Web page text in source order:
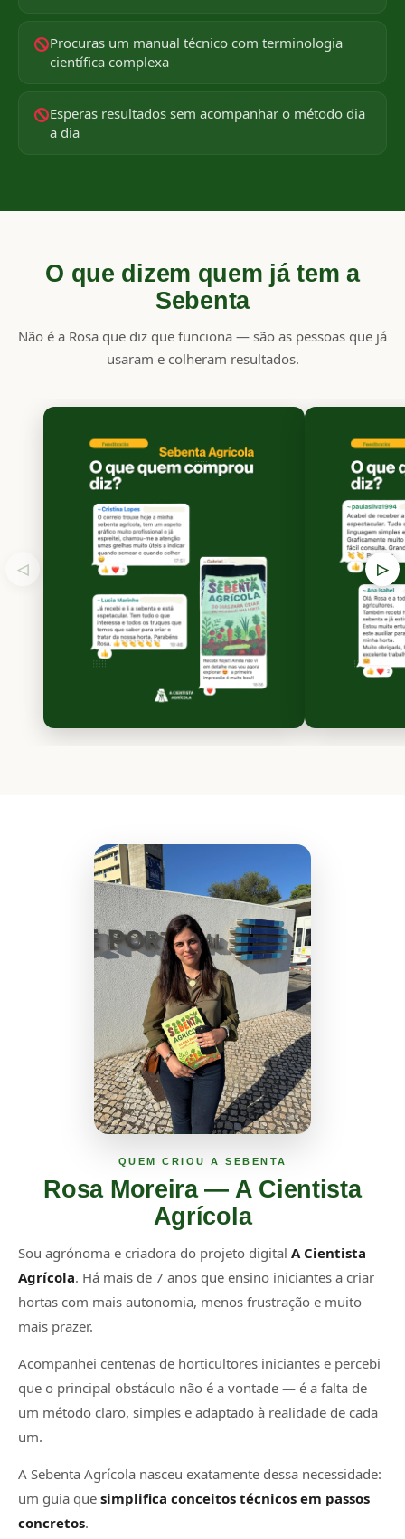
Procuras um manual técnico com terminologia
científica complexa
Esperas resultados sem acompanhar o método dia
a dia
O que dizem quem já tem a
Sebenta
Não é a Rosa que diz que funciona — são as pessoas que já
usaram e colheram resultados.
◁ ▷
QUEM CRIOU A SEBENTA
Rosa Moreira — A Cientista
Agrícola
Sou agrónoma e criadora do projeto digital A Cientista
Agrícola. Há mais de 7 anos que ensino iniciantes a criar
hortas com mais autonomia, menos frustração e muito
mais prazer.
Acompanhei centenas de horticultores iniciantes e percebi
que o principal obstáculo não é a vontade — é a falta de
um método claro, simples e adaptado à realidade de cada
um.
A Sebenta Agrícola nasceu exatamente dessa necessidade:
um guia que simplifica conceitos técnicos em passos
concretos.